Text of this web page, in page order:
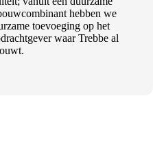
hebben we
toevoeging op het
waar Trebbe al